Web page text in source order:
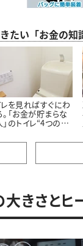
たい「お金の知
レを見ればすぐにわ
。「お金が貯まらな
」のトイレ“4つの特
大きさと